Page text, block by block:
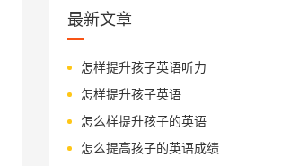
最新文章
怎样提升孩子英语听力
怎样提升孩子英语
怎么样提升孩子的英语
怎么提高孩子的英语成绩